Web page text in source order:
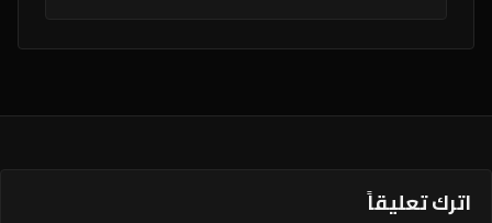
اترك تعليقاً